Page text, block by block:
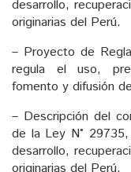
desarrollo,
originarias del Perú.
– Proyecto de
regula el uso,
fomento y difusión
– Descripción del
de la Ley N°
desarrollo,
originarias del Perú.